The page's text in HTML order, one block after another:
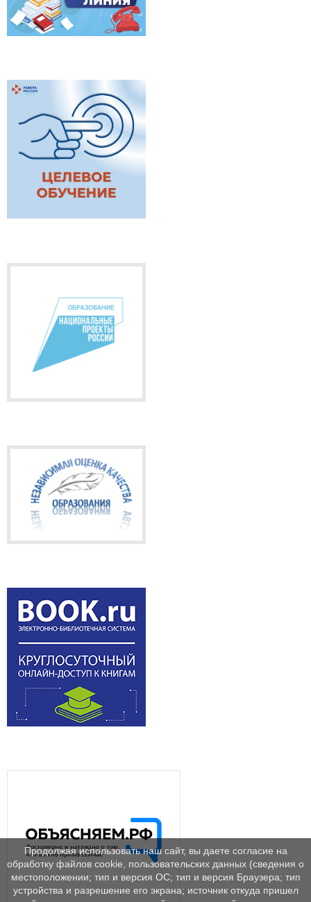
Продолжая использовать наш сайт, вы даете согласие на
обработку файлов cookie, пользовательских данных (сведения о
местоположении; тип и версия ОС; тип и версия Браузера; тип
устройства и разрешение его экрана; источник откуда пришел